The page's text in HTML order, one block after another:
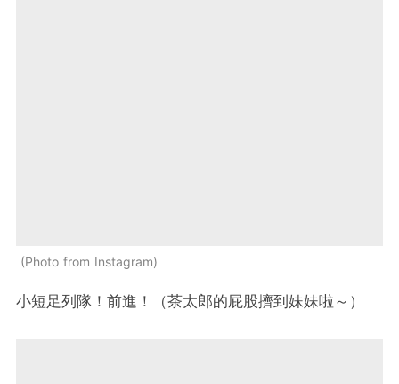
Photo from Instagram
小短足列隊！前進！（茶太郎的屁股擠到妹妹啦～）